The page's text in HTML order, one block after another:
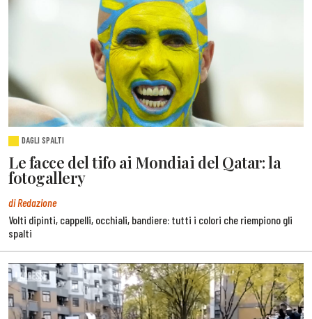
DAGLI SPALTI
Le facce del tifo ai Mondiai del Qatar: la
fotogallery
di Redazione
Volti dipinti, cappelli, occhiali, bandiere: tutti i colori che riempiono gli
spalti